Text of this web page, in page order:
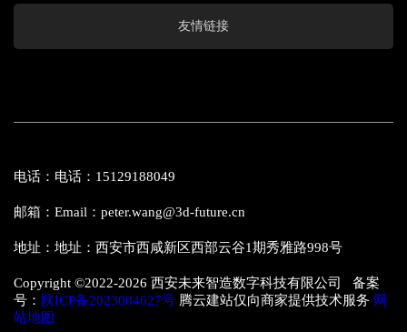
友情链接
电话：电话：15129188049
邮箱：Email：peter.wang@3d-future.cn
地址：地址：西安市西咸新区西部云谷1期秀雅路998号
Copyright ©2022-2026 西安未来智造数字科技有限公司 备案
号： 陕ICP备2023004627号 腾云建站仅向商家提供技术服务 网
站地图